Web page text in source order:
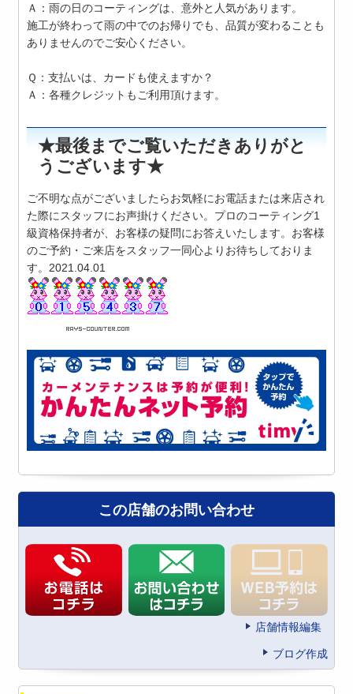
Ａ：雨の日のコーティングは、意外と人気があります。
施工が終わって雨の中でのお帰りでも、品質が変わることも
ありませんのでご安心ください。
Ｑ：支払いは、カードも使えますか？
Ａ：各種クレジットもご利用頂けます。
★最後までご覧いただきありがと
うございます★
ご不明な点がございましたらお気軽にお電話または来店され
た際にスタッフにお声掛けください。プロのコーティング1
級資格保持者が、お客様の疑問にお答えいたします。お客様
のご予約・ご来店をスタッフ一同心よりお待ちしておりま
す。2021.04.01
この店舗のお問い合わせ
店舗情報編集
ブログ作成